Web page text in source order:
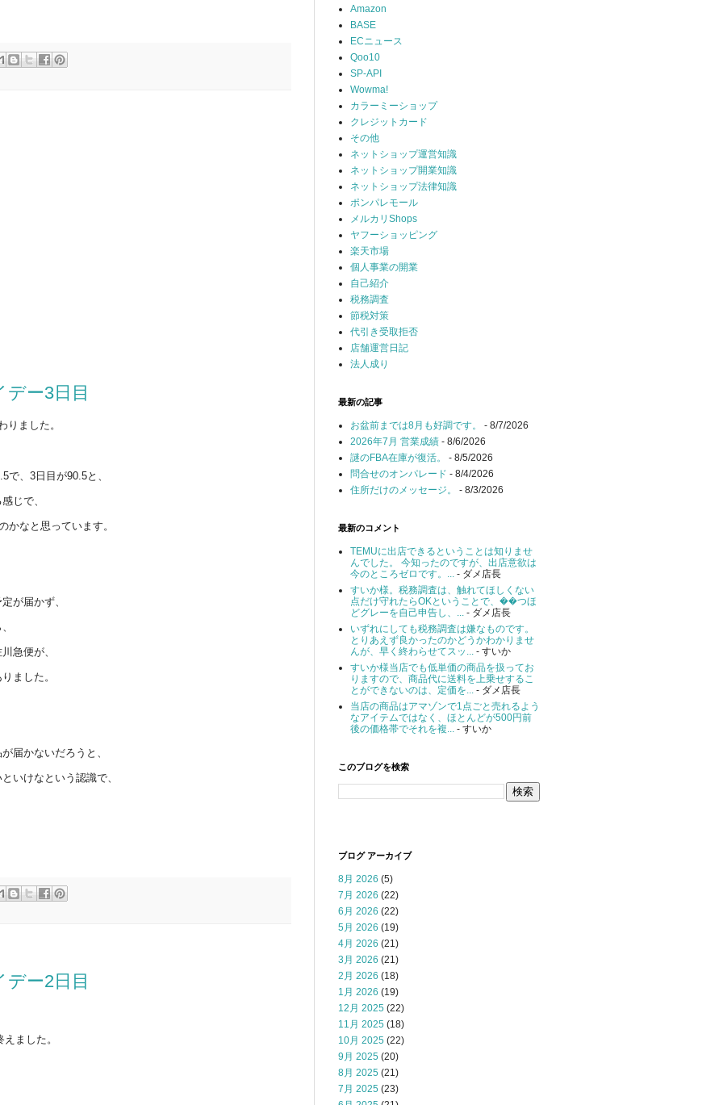
ー3日目
りました。
で、3日目が90.5と、
じで、
かなと思っています。
が届かず、
急便が、
ました。
届かないだろうと、
いけなという認識で、
ー2日目
ました。
Amazon
BASE
ECニュース
Qoo10
SP-API
Wowma!
カラーミーショップ
クレジットカード
その他
ネットショップ運営知識
ネットショップ開業知識
ネットショップ法律知識
ポンパレモール
メルカリShops
ヤフーショッピング
楽天市場
個人事業の開業
自己紹介
税務調査
節税対策
代引き受取拒否
店舗運営日記
法人成り
最新の記事
お盆前までは8月も好調です。
- 8/7/2026
2026年7月 営業成績 - 8/6/2026
謎のFBA在庫が復活。
- 8/5/2026
問合せのオンパレード - 8/4/2026
住所だけのメッセージ。
- 8/3/2026
最新のコメント
TEMUに出店できるということは知りませ
んでした。 今知ったのですが、出店意欲は
今のところゼロです。... - ダメ店長
すいか様。税務調査は、触れてほしくない
点だけ守れたらOKということで、��つほ
どグレーを自己申告し、... - ダメ店長
いずれにしても税務調査は嫌なものです。
とりあえず良かったのかどうかわかりませ
んが、早く終わらせてスッ... - すいか
すいか様当店でも低単価の商品を扱ってお
りますので、商品代に送料を上乗せするこ
とができないのは、定価を... - ダメ店長
当店の商品はアマゾンで1点ごと売れるよう
なアイテムではなく、ほとんどが500円前
後の価格帯でそれを複... - すいか
このブログを検索
ブログ アーカイブ
8月 2026 (5)
7月 2026 (22)
6月 2026 (22)
5月 2026 (19)
4月 2026 (21)
3月 2026 (21)
2月 2026 (18)
1月 2026 (19)
12月 2025 (22)
11月 2025 (18)
10月 2025 (22)
9月 2025 (20)
8月 2025 (21)
7月 2025 (23)